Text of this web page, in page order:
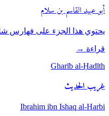
أبو عبيد القاسم بن سلام
يحتوي هذا الجزء على فهارس
قراءة →
Gharīb al-Ḥadīth
غريب الحديث
Ibrahim ibn Ishaq al-Harbi